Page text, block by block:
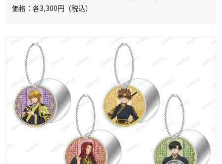
価格：各3,300円（税込）